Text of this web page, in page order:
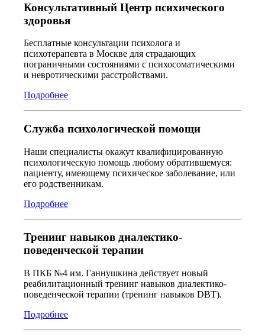
Консультативный Центр психического
здоровья
Бесплатные консультации психолога и
психотерапевта в Москве для страдающих
пограничными состояниями с психосоматическими
и невротическими расстройствами.
Подробнее
Служба психологической помощи
Наши специалисты окажут квалифицированную
психологическую помощь любому обратившемуся:
пациенту, имеющему психическое заболевание, или
его родственникам.
Подробнее
Тренинг навыков диалектико-
поведенческой терапии
В ПКБ №4 им. Ганнушкина действует новый
реабилитационный тренинг навыков диалектико-
поведенческой терапии (тренинг навыков DBT).
Подробнее